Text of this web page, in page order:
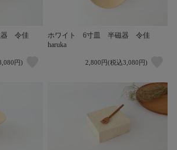
令佳
円)
ホワイト 6寸皿 半磁器 令佳
haruka
2,800円(税込3,080円)